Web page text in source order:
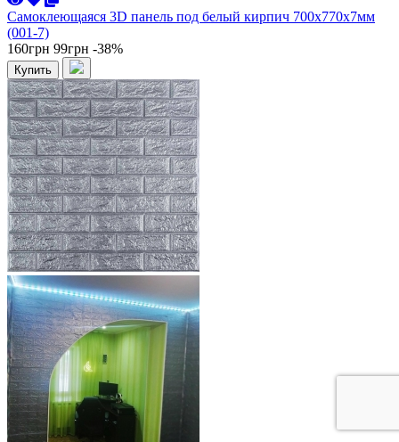
Самоклеющаяся 3D панель под белый кирпич 700x770x7мм
(001-7)
160грн 99грн -38%
Купить